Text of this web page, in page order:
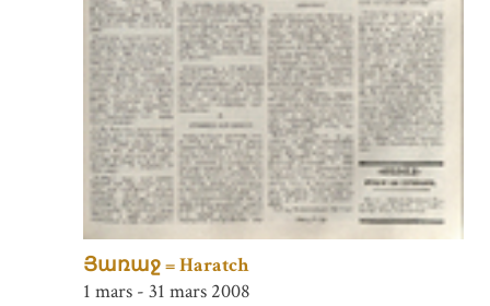
Յառաջ = Haratch
1 mars - 31 mars 2008